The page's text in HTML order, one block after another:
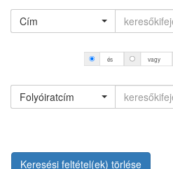
Cím
és vagy
Folyóiratcím
Keresési feltétel(ek) törlése